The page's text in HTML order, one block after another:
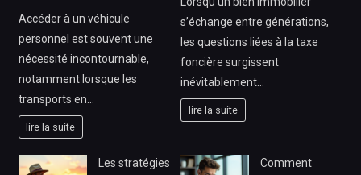
Accéder à un véhicule
personnel est souvent une
nécessité incontournable,
notamment lorsque les
transports en…
lire la suite
s’échange entre générations,
les questions liées à la taxe
foncière surgissent
inévitablement…
lire la suite
Les stratégies
Comment